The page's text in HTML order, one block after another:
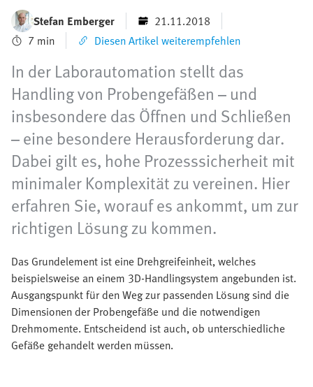
Stefan Emberger
21.11.2018
7 min
Diesen Artikel weiterempfehlen
In der Laborautomation stellt das
Handling von Probengefäßen – und
insbesondere das Öffnen und Schließen
– eine besondere Herausforderung dar.
Dabei gilt es, hohe Prozesssicherheit mit
minimaler Komplexität zu vereinen. Hier
erfahren Sie, worauf es ankommt, um zur
richtigen Lösung zu kommen.
Das Grundelement ist eine Drehgreifeinheit, welches
beispielsweise an einem 3D-Handlingsystem angebunden ist.
Ausgangspunkt für den Weg zur passenden Lösung sind die
Dimensionen der Probengefäße und die notwendigen
Drehmomente. Entscheidend ist auch, ob unterschiedliche
Gefäße gehandelt werden müssen.